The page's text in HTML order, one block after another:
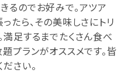
るのでお好みで。アツア
たら、その美味しさにトリ
満足するまでたくさん食べ
プランがオススメです。皆
さい。